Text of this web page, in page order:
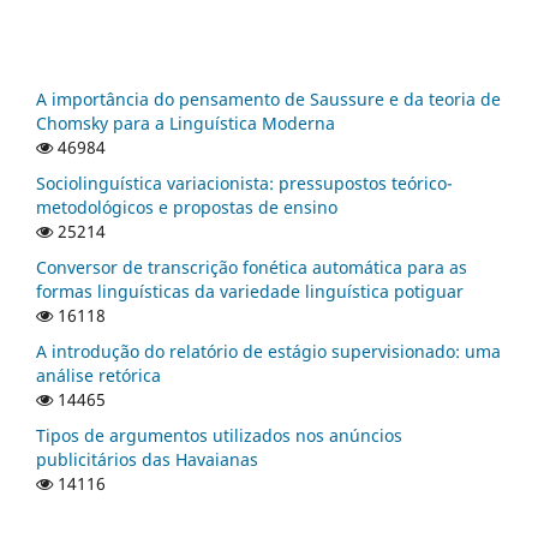
A importância do pensamento de Saussure e da teoria de
Chomsky para a Linguística Moderna
46984
Sociolinguística variacionista: pressupostos teórico-
metodológicos e propostas de ensino
25214
Conversor de transcrição fonética automática para as
formas linguísticas da variedade linguística potiguar
16118
A introdução do relatório de estágio supervisionado: uma
análise retórica
14465
Tipos de argumentos utilizados nos anúncios
publicitários das Havaianas
14116